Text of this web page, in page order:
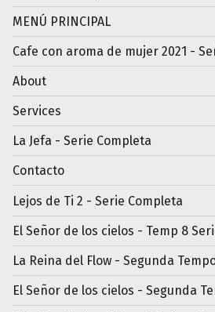
MENÚ PRINCIPAL
Cafe con aroma de mujer 2021 -
About
Services
La Jefa - Serie Completa
Contacto
Lejos de Ti 2 - Serie Completa
El Señor de los cielos - Temp 8
La Reina del Flow - Segunda
El Señor de los cielos - Segunda